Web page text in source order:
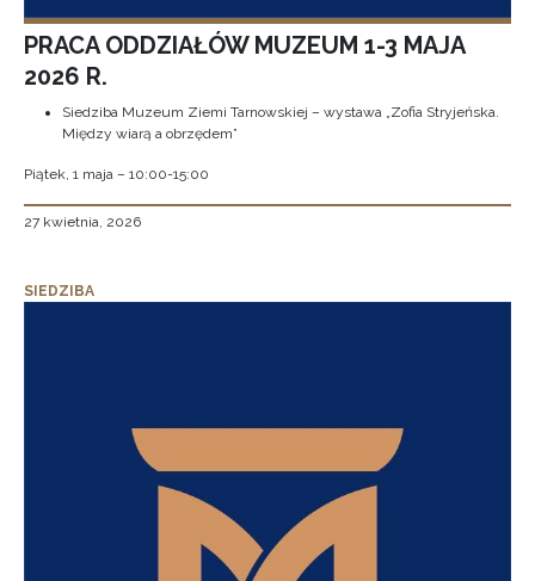
PRACA ODDZIAŁÓW MUZEUM 1-3 MAJA
2026 R.
Siedziba Muzeum Ziemi Tarnowskiej – wystawa „Zofia Stryjeńska.
Między wiarą a obrzędem”
Piątek, 1 maja – 10:00-15:00
27 kwietnia, 2026
SIEDZIBA